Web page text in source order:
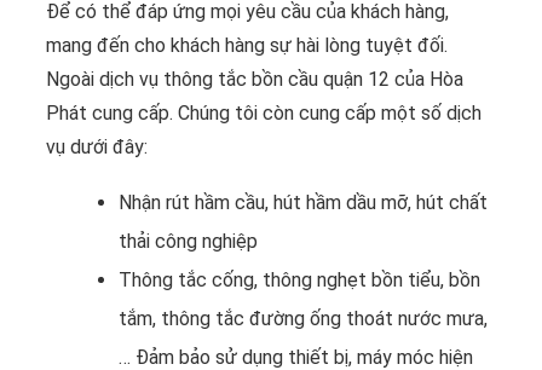
Để có thể đáp ứng mọi yêu cầu của khách hàng,
mang đến cho khách hàng sự hài lòng tuyệt đối.
Ngoài dịch vụ thông tắc bồn cầu quận 12 của Hòa
Phát cung cấp. Chúng tôi còn cung cấp một số dịch
vụ dưới đây:
Nhận rút hầm cầu, hút hầm dầu mỡ, hút chất
thải công nghiệp
Thông tắc cống, thông nghẹt bồn tiểu, bồn
tắm, thông tắc đường ống thoát nước mưa,
… Đảm bảo sử dụng thiết bị, máy móc hiện